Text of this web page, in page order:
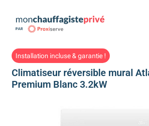
Installation incluse & garantie !
Climatiseur réversible mural
Premium Blanc 3.2kW